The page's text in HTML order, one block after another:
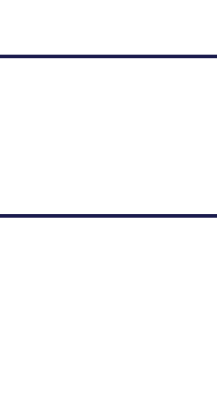
はお断りする場合があります
ので
アップします
へ